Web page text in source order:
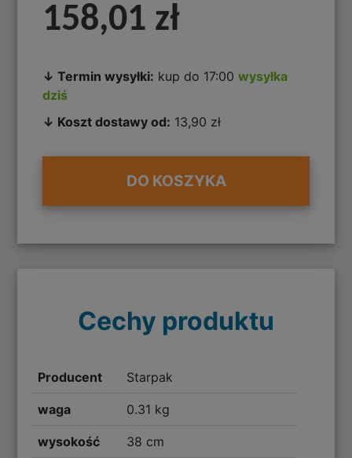
158,01 zł
↓ Termin wysyłki: kup do 17:00wysyłka
dziś
↓ Koszt dostawy od: 13,90 zł
DO KOSZYKA
Cechy produktu
Producent Starpak
waga 0.31 kg
wysokość 38 cm